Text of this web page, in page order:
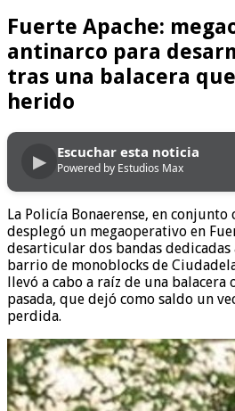
Fuerte Apache:
antinarco para
tras una balacera
herido
▶
Escuchar esta noticia
Powered by Estudios Max
La Policía Bonaerense, en conjunto
desplegó un megaoperativo en
desarticular dos bandas
barrio de monoblocks de
llevó a cabo a raíz de una balacera
pasada, que dejó como saldo un
perdida.